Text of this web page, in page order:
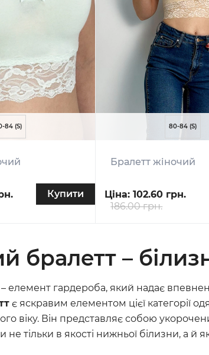
84 (S)
Купити
80-84 (S)
Бралетт жіночий
Ціна:102.60 грн.
186.00 грн.
бралетт –
– елемент гардероба, який надає
є яскравим елементом цієї категорії
віку. Він представляє собою
не тільки в якості нижньої білизни, а й